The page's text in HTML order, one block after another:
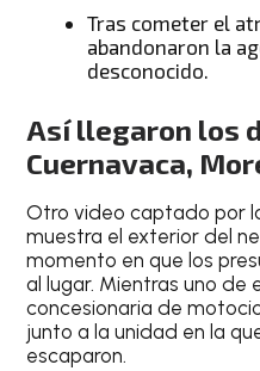
Tras cometer el
abandonaron la
desconocido.
Así llegaron los
Cuernavaca,
Otro video captado por
muestra el exterior del
momento en que los
al lugar. Mientras uno de
concesionaria de
junto a la unidad en la
escaparon.